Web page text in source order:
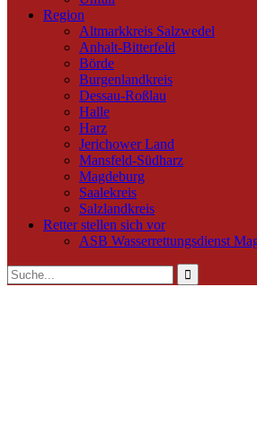
Region
Altmarkkreis Salzwedel
Anhalt-Bitterfeld
Börde
Burgenlandkreis
Dessau-Roßlau
Halle
Harz
Jerichower Land
Mansfeld-Südharz
Magdeburg
Saalekreis
Salzlandkreis
Retter stellen sich vor
ASB Wasserrettungsdienst